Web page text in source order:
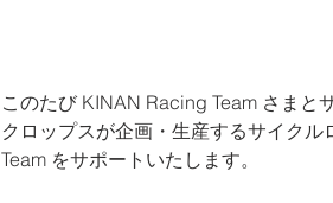
このたび KINAN Racing Team さまと
クロップスが企画・生産するサイク
Team をサポートいたします。